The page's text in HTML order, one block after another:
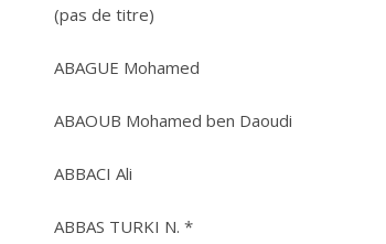
(pas de titre)Post
3416
ABAGUE Mohamed
ABAOUB Mohamed ben Daoudi
ABBACI Ali
ABBAS TURKI N. *